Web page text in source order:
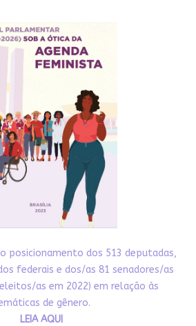
posicionamento dos 513 deputadas,
federais e dos/as 81 senadores/as
as em 2022) em relação às
de gênero.
LEIA AQUI